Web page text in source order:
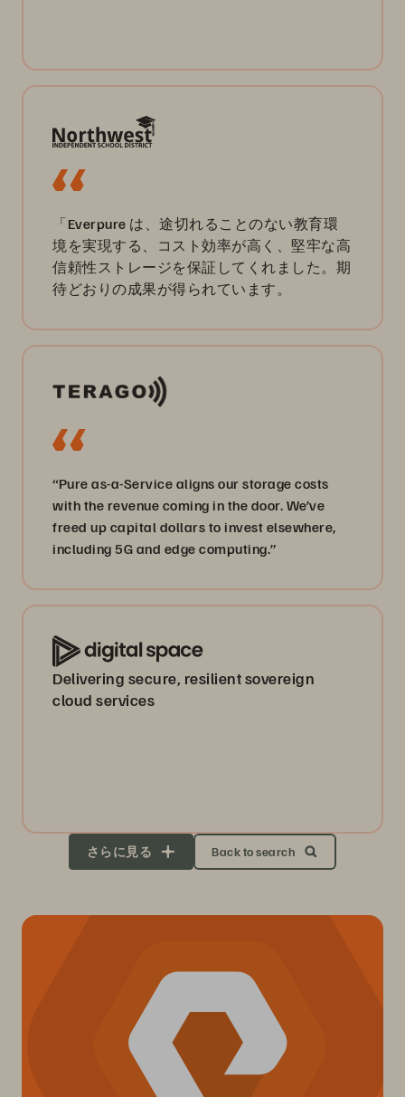
「Everpure は、途切れることのない教育環
境を実現する、コスト効率が高く、堅牢な高
信頼性ストレージを保証してくれました。期
待どおりの成果が得られています。
“Pure as-a-Service aligns our storage costs
with the revenue coming in the door. We’ve
freed up capital dollars to invest elsewhere,
including 5G and edge computing.”
Delivering secure, resilient sovereign
cloud services
さらに見る Back to search